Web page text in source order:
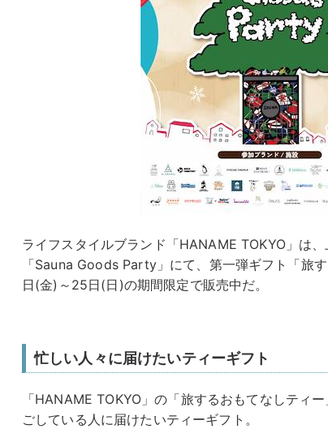
ライフスタイルブランド「HANAME TOKYO」は
「Sauna Goods Party」にて、第一弾ギフト「旅
日(金)～25日(日)の期間限定で販売中だ。
忙しい人々に届けたいティーギフト
「HANAME TOKYO」の「旅するおもてなしティ
ごしている人に届けたいティーギフト。